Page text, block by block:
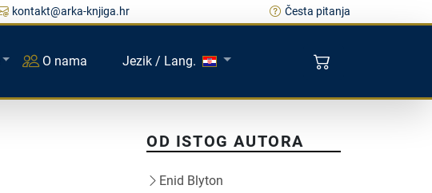
kontakt@arka-knjiga.hr Česta pitanja
O nama Jezik / Lang.
OD ISTOG AUTORA
Enid Blyton